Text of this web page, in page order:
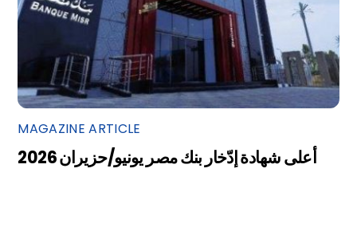
MAGAZINE ARTICLE
أعلى شهادة إدّخار بنك مصر يونيو/حزيران 2026